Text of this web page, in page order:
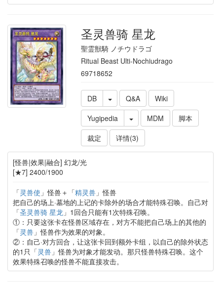
圣灵兽骑 星龙
聖霊獣騎 ノチウドラゴ
Ritual Beast Ulti-Nochiudrago
69718652
DB Q&A
Wiki
Yugipedia
MDM
脚本
裁定
详情(3)
[怪兽|效果|融合] 幻龙/光
[★7] 2400/1900
「灵兽使 」怪兽＋「精灵兽」怪兽
把自己的场上·墓地的上记的卡除外的场合才能特殊召唤。自己对
「圣灵兽骑 星龙 」1回合只能有1次特殊召唤。
①：只要这张卡在怪兽区域存在，对方不能把自己场上的其他的
「灵兽」怪兽作为效果的对象。
②：自己·对方回合，让这张卡回到额外卡组，以自己的除外状态
的1只「灵兽」怪兽为对象才能发动。那只怪兽特殊召唤。这个
效果特殊召唤的怪兽不能直接攻击。